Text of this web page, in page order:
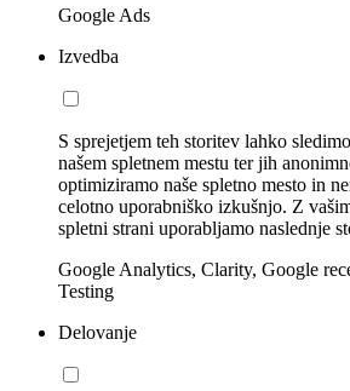
Google Ads
Izvedba
S sprejetjem teh storitev lahko
našem spletnem mestu ter jih
optimiziramo naše spletno mesto in
celotno uporabniško izkušnjo. Z
spletni strani uporabljamo naslednje
Google Analytics, Clarity, Google
Testing
Delovanje